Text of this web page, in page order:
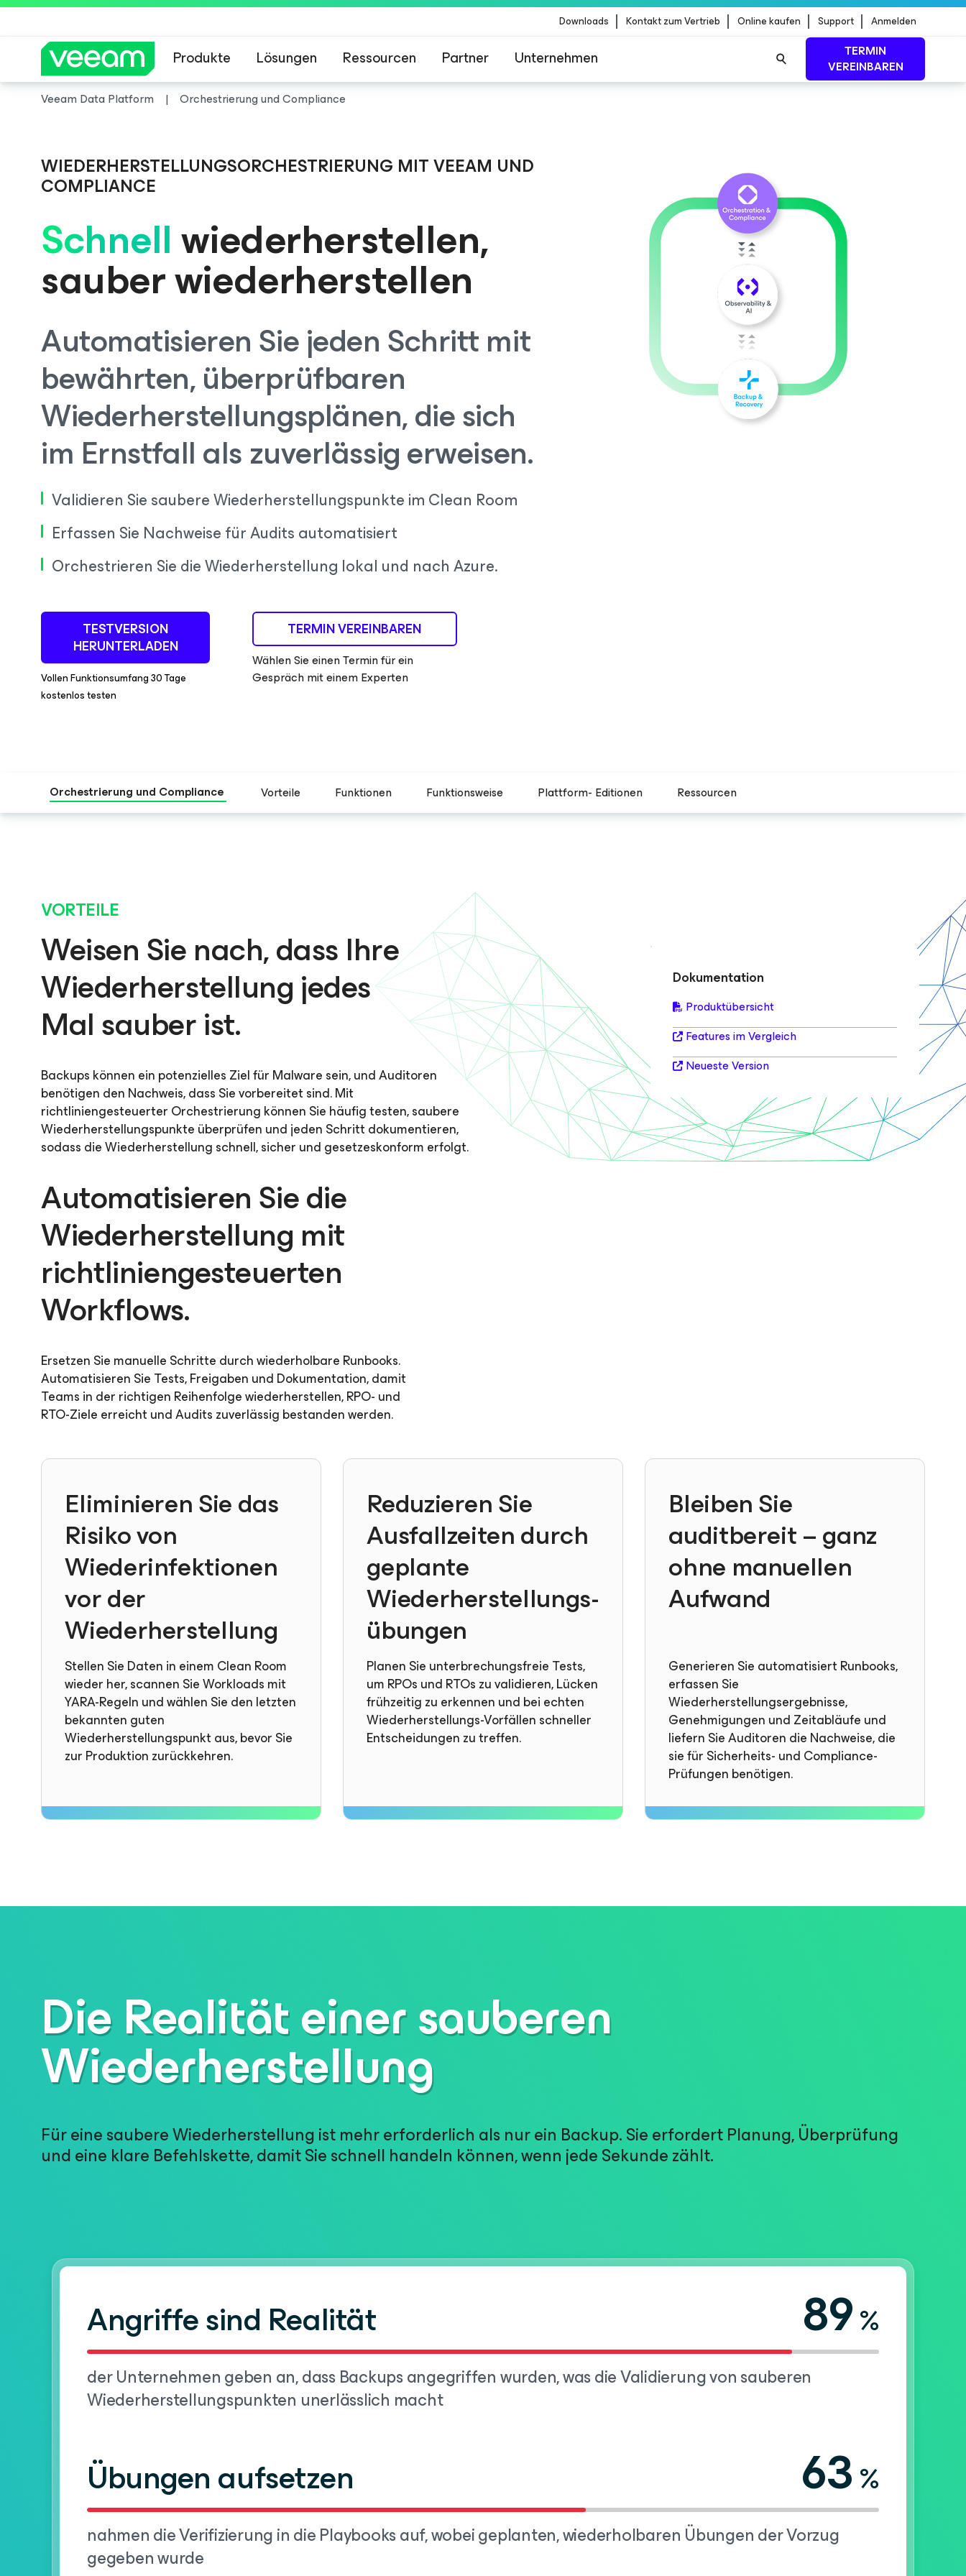
Downloads Kontakt zum Vertrieb Online kaufen Support Anmelden
Produkte Lösungen Ressourcen Partner Unternehmen
TERMIN
VEREINBAREN
Veeam Data Platform Orchestrierung und Compliance
WIEDERHERSTELLUNGSORCHESTRIERUNG MIT VEEAM UND
COMPLIANCE
Schnellwiederherstellen,
sauber wiederherstellen
Automatisieren Sie jeden Schritt mit
bewährten, überprüfbaren
Wiederherstellungsplänen, die sich
im Ernstfall als zuverlässig erweisen.
Validieren Sie saubere Wiederherstellungspunkte im Clean Room
Erfassen Sie Nachweise für Audits automatisiert
Orchestrieren Sie die Wiederherstellung lokal und nach Azure.
TESTVERSION
HERUNTERLADEN
Vollen Funktionsumfang 30 Tage
kostenlos testen
TERMIN VEREINBAREN
Wählen Sie einen Termin für ein
Gespräch mit einem Experten
Orchestrierung und Compliance Vorteile Funktionen Funktionsweise Plattform- Editionen Ressourcen
VORTEILE
Weisen Sie nach, dass Ihre
Wiederherstellung jedes
Mal sauber ist.
Backups können ein potenzielles Ziel für Malware sein, und Auditoren
benötigen den Nachweis, dass Sie vorbereitet sind. Mit
richtliniengesteuerter Orchestrierung können Sie häufig testen, saubere
Wiederherstellungspunkte überprüfen und jeden Schritt dokumentieren,
sodass die Wiederherstellung schnell, sicher und gesetzeskonform erfolgt.
Automatisieren Sie die
Wiederherstellung mit
richtliniengesteuerten
Workflows.
Ersetzen Sie manuelle Schritte durch wiederholbare Runbooks.
Automatisieren Sie Tests, Freigaben und Dokumentation, damit
Teams in der richtigen Reihenfolge wiederherstellen, RPO- und
RTO-Ziele erreicht und Audits zuverlässig bestanden werden.
Dokumentation
Produktübersicht
Features im Vergleich
Neueste Version
Eliminieren Sie das
Risiko von
Wiederinfektionen
vor der
Wiederherstellung
Stellen Sie Daten in einem Clean Room
wieder her, scannen Sie Workloads mit
YARA-Regeln und wählen Sie den letzten
bekannten guten
Wiederherstellungspunkt aus, bevor Sie
zur Produktion zurückkehren.
Reduzieren Sie
Ausfallzeiten durch
geplante
Wiederherstellungs-
übungen
Planen Sie unterbrechungsfreie Tests,
um RPOs und RTOs zu validieren, Lücken
frühzeitig zu erkennen und bei echten
Wiederherstellungs-Vorfällen schneller
Entscheidungen zu treffen.
Bleiben Sie
auditbereit – ganz
ohne manuellen
Aufwand
Generieren Sie automatisiert Runbooks,
erfassen Sie
Wiederherstellungsergebnisse,
Genehmigungen und Zeitabläufe und
liefern Sie Auditoren die Nachweise, die
sie für Sicherheits- und Compliance-
Prüfungen benötigen.
Die Realität einer sauberen
Wiederherstellung
Für eine saubere Wiederherstellung ist mehr erforderlich als nur ein Backup. Sie erfordert Planung, Überprüfung
und eine klare Befehlskette, damit Sie schnell handeln können, wenn jede Sekunde zählt.
Angriffe sind Realität 89%
der Unternehmen geben an, dass Backups angegriffen wurden, was die Validierung von sauberen
Wiederherstellungspunkten unerlässlich macht
Übungen aufsetzen 63%
nahmen die Verifizierung in die Playbooks auf, wobei geplanten, wiederholbaren Übungen der Vorzug
gegeben wurde